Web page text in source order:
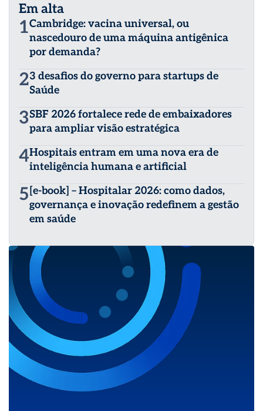
Em alta
1Cambridge: vacina universal, ou
nascedouro de uma máquina antigênica
por demanda?
23 desafios do governo para startups de
Saúde
3SBF 2026 fortalece rede de embaixadores
para ampliar visão estratégica
4Hospitais entram em uma nova era de
inteligência humana e artificial
5 [e-book] – Hospitalar 2026: como dados,
governança e inovação redefinem a gestão
em saúde